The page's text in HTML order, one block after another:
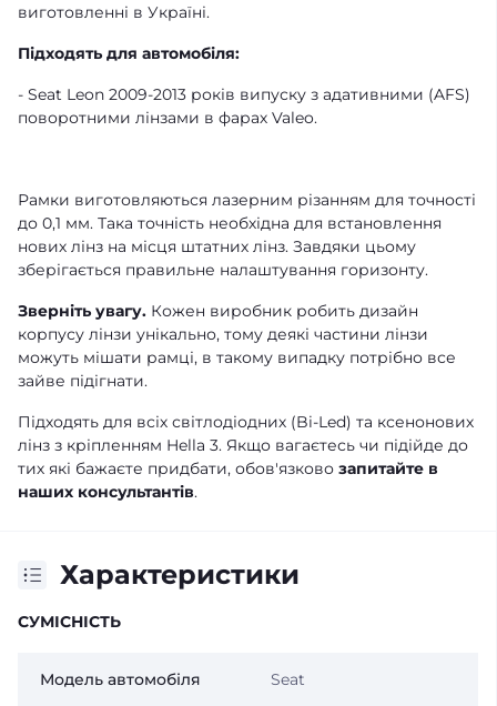
виготовленні в Україні.
Підходять для автомобіля:
- Seat Leon 2009-2013 років випуску з адативними (AFS)
поворотними лінзами в фарах Valeo.
Рамки виготовляються лазерним різанням для точності
до 0,1 мм. Така точність необхідна для встановлення
нових лінз на місця штатних лінз. Завдяки цьому
зберігається правильне налаштування горизонту.
Зверніть увагу. Кожен виробник робить дизайн
корпусу лінзи унікально, тому деякі частини лінзи
можуть мішати рамці, в такому випадку потрібно все
зайве підігнати.
Підходять для всіх світлодіодних (Bi-Led) та ксенонових
лінз з кріпленням Hella 3. Якщо вагаєтесь чи підійде до
тих які бажаєте придбати, обов'язково запитайте в
наших консультантів.
Характеристики
СУМІСНІСТЬ
Модель автомобіля Seat